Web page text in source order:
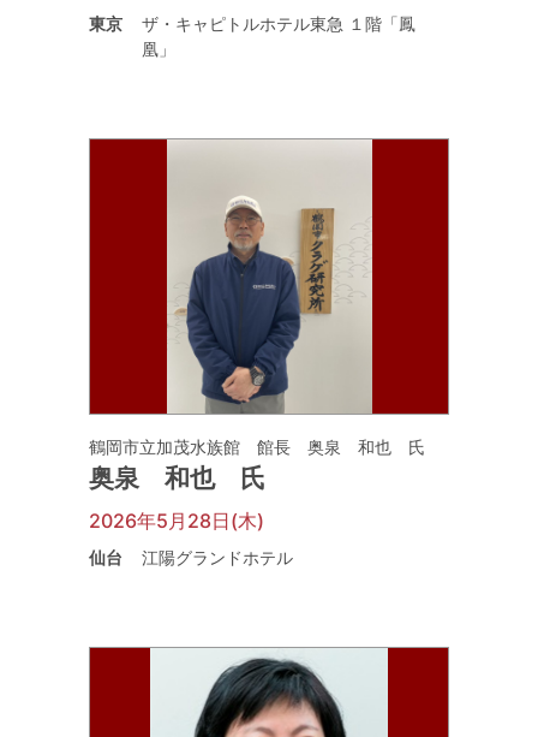
東京
ザ・キャピトルホテル東急 １階「鳳
凰」
鶴岡市立加茂水族館 館長 奥泉 和也 氏
奥泉 和也 氏
2026年5月28日(木)
仙台 江陽グランドホテル